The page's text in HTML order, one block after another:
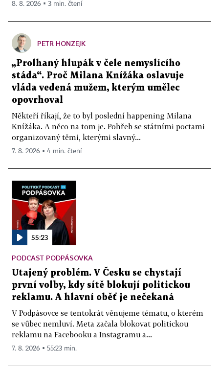
8. 8. 2026 ▪ 3 min. čtení
PETR HONZEJK
„Prolhaný hlupák v čele nemyslícího
stáda“. Proč Milana Knížáka oslavuje
vláda vedená mužem, kterým umělec
opovrhoval
Někteří říkají, že to byl poslední happening Milana
Knížáka. A něco na tom je. Pohřeb se státními poctami
organizovaný těmi, kterými slavný...
7. 8. 2026 ▪ 4 min. čtení
55:23
PODCAST PODPÁSOVKA
Utajený problém. V Česku se chystají
první volby, kdy sítě blokují politickou
reklamu. A hlavní oběť je nečekaná
V Podpásovce se tentokrát věnujeme tématu, o kterém
se vůbec nemluví. Meta začala blokovat politickou
reklamu na Facebooku a Instagramu a...
7. 8. 2026 ▪ 55:23 min.